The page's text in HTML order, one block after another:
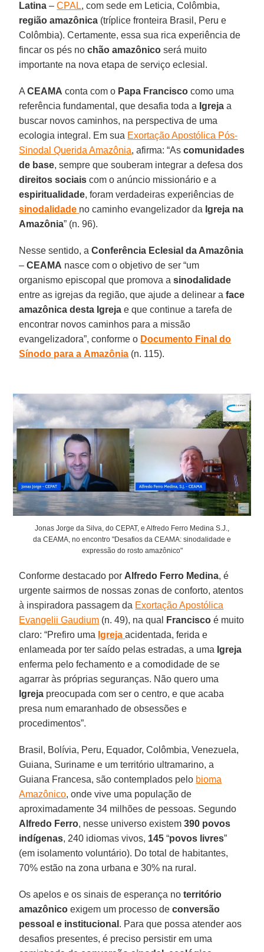
Latina –CPAL, com sede em Leticia, Colômbia,
região amazônica (tríplice fronteira Brasil, Peru e
Colômbia). Certamente, essa sua rica experiência de
fincar os pés nochão amazônico será muito
importante na nova etapa de serviço eclesial.
ACEAMA conta com o Papa Francisco como uma
referência fundamental, que desafia toda a Igreja a
buscar novos caminhos, na perspectiva de uma
ecologia integral. Em sua Exortação Apostólica Pós-
Sinodal Querida Amazônia, afirma: “Ascomunidades
de base, sempre que souberam integrar a defesa dos
direitos sociais com o anúncio missionário e a
espiritualidade, foram verdadeiras experiências de
sinodalidade no caminho evangelizador da Igreja na
Amazônia” (n. 96).
Nesse sentido, aConferência Eclesial da Amazônia
–CEAMA nasce com o objetivo de ser “um
organismo episcopal que promova asinodalidade
entre as igrejas da região, que ajude a delinear aface
amazônica desta Igreja e que continue a tarefa de
encontrar novos caminhos para a missão
evangelizadora”, conforme o Documento Final do
Sínodo para a Amazônia (n. 115).
Jonas Jorge da Silva, do CEPAT, e Alfredo Ferro Medina S.J.,
da CEAMA, no encontro "Desafios da CEAMA: sinodalidade e
expressão do rosto amazônico"
Conforme destacado por Alfredo Ferro Medina, é
urgente sairmos de nossas zonas de conforto, atentos
à inspiradora passagem da Exortação Apostólica
Evangelii Gaudium (n. 49), na qual Francisco é muito
claro: “Prefiro uma Igreja acidentada, ferida e
enlameada por ter saído pelas estradas, a uma Igreja
enferma pelo fechamento e a comodidade de se
agarrar às próprias seguranças. Não quero uma
Igreja preocupada com ser o centro, e que acaba
presa num emaranhado de obsessões e
procedimentos”.
Brasil, Bolívia, Peru, Equador, Colômbia, Venezuela,
Guiana, Suriname e um território ultramarino, a
Guiana Francesa, são contemplados pelo bioma
Amazônico, onde vive uma população de
aproximadamente 34 milhões de pessoas. Segundo
Alfredo Ferro, nesse universo existem390 povos
indígenas, 240 idiomas vivos, 145 “povos livres”
(em isolamento voluntário). Do total de habitantes,
70% estão na zona urbana e 30% na rural.
Os apelos e os sinais de esperança noterritório
amazônico exigem um processo deconversão
pessoal e institucional . Para que possa atender aos
desafios presentes, é preciso persistir em uma